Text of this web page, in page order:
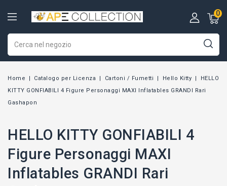
0
Home Catalogo per Licenza Cartoni / Fumetti Hello Kitty
HELLO
KITTY GONFIABILI 4 Figure Personaggi MAXI Inflatables GRANDI Rari
Gashapon
HELLO KITTY GONFIABILI 4
Figure Personaggi MAXI
Inflatables GRANDI Rari